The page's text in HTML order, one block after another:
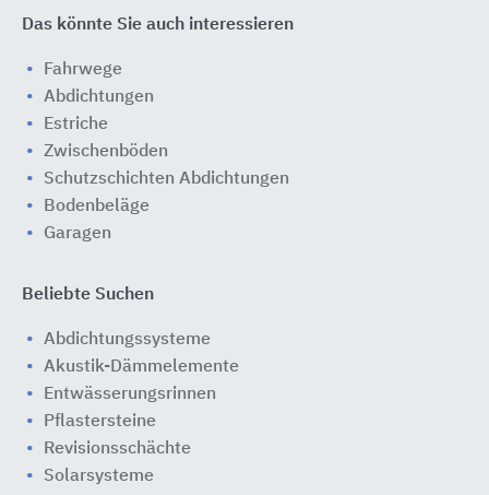
Das könnte Sie auch interessieren
Fahrwege
Abdichtungen
Estriche
Zwischenböden
Schutzschichten Abdichtungen
Bodenbeläge
Garagen
Beliebte Suchen
Abdichtungssysteme
Akustik-Dämmelemente
Entwässerungsrinnen
Pflastersteine
Revisionsschächte
Solarsysteme